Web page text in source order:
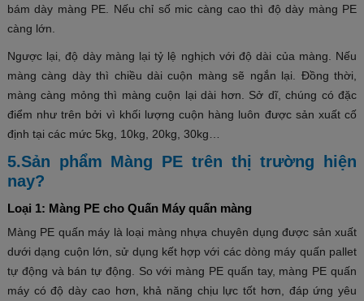
bám dày màng PE. Nếu chỉ số mic càng cao thì độ dày màng PE
càng lớn.
Ngược lại, độ dày màng lại tỷ lệ nghịch với độ dài của màng. Nếu
màng càng dày thì chiều dài cuộn màng sẽ ngắn lại. Đồng thời,
màng càng mỏng thì màng cuộn lại dài hơn. Sở dĩ, chúng có đặc
điểm như trên bởi vì khối lượng cuộn hàng luôn được sản xuất cố
định tại các mức 5kg, 10kg, 20kg, 30kg…
5.Sản phẩm Màng PE trên thị trường hiện
nay?
Loại 1: Màng PE cho Quấn Máy quấn màng
Màng PE quấn máy là loại màng nhựa chuyên dụng được sản xuất
dưới dạng cuộn lớn, sử dụng kết hợp với các dòng máy quấn pallet
tự động và bán tự động. So với màng PE quấn tay, màng PE quấn
máy có độ dày cao hơn, khả năng chịu lực tốt hơn, đáp ứng yêu